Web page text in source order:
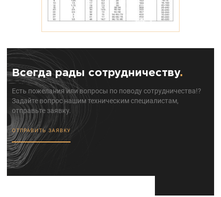
Всегда рады сотрудничеству.
Есть пожелания или вопросы по поводу сотрудничества!?
Задайте вопрос нашим техническим специалистам,
отправьте заявку.
ОТПРАВИТЬ ЗАЯВКУ